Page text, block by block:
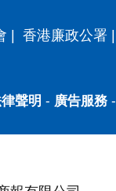
| 香港廉政公署 |
聲明 - 廣告服務-